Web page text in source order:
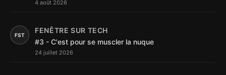
4 août 2026
FST
FENÊTRE SUR TECH
#3 - C'est pour se muscler la nuque
24 juillet 2026